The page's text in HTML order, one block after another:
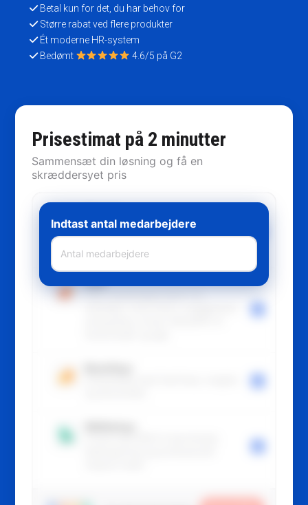
Betal kun for det, du har behov for
Større rabat ved flere produkter
Ét moderne HR-system
Bedømt
4.6/5 på G2
Prisestimat på 2 minutter
Sammensæt din løsning og få en
skræddersyet pris
Alt til rekruttering fra tiltrækning til
ansættelse: karriereside, screening,
kommunikation, compliance.
Hele medarbejderrejsen fra
Indtast antal medarbejdere